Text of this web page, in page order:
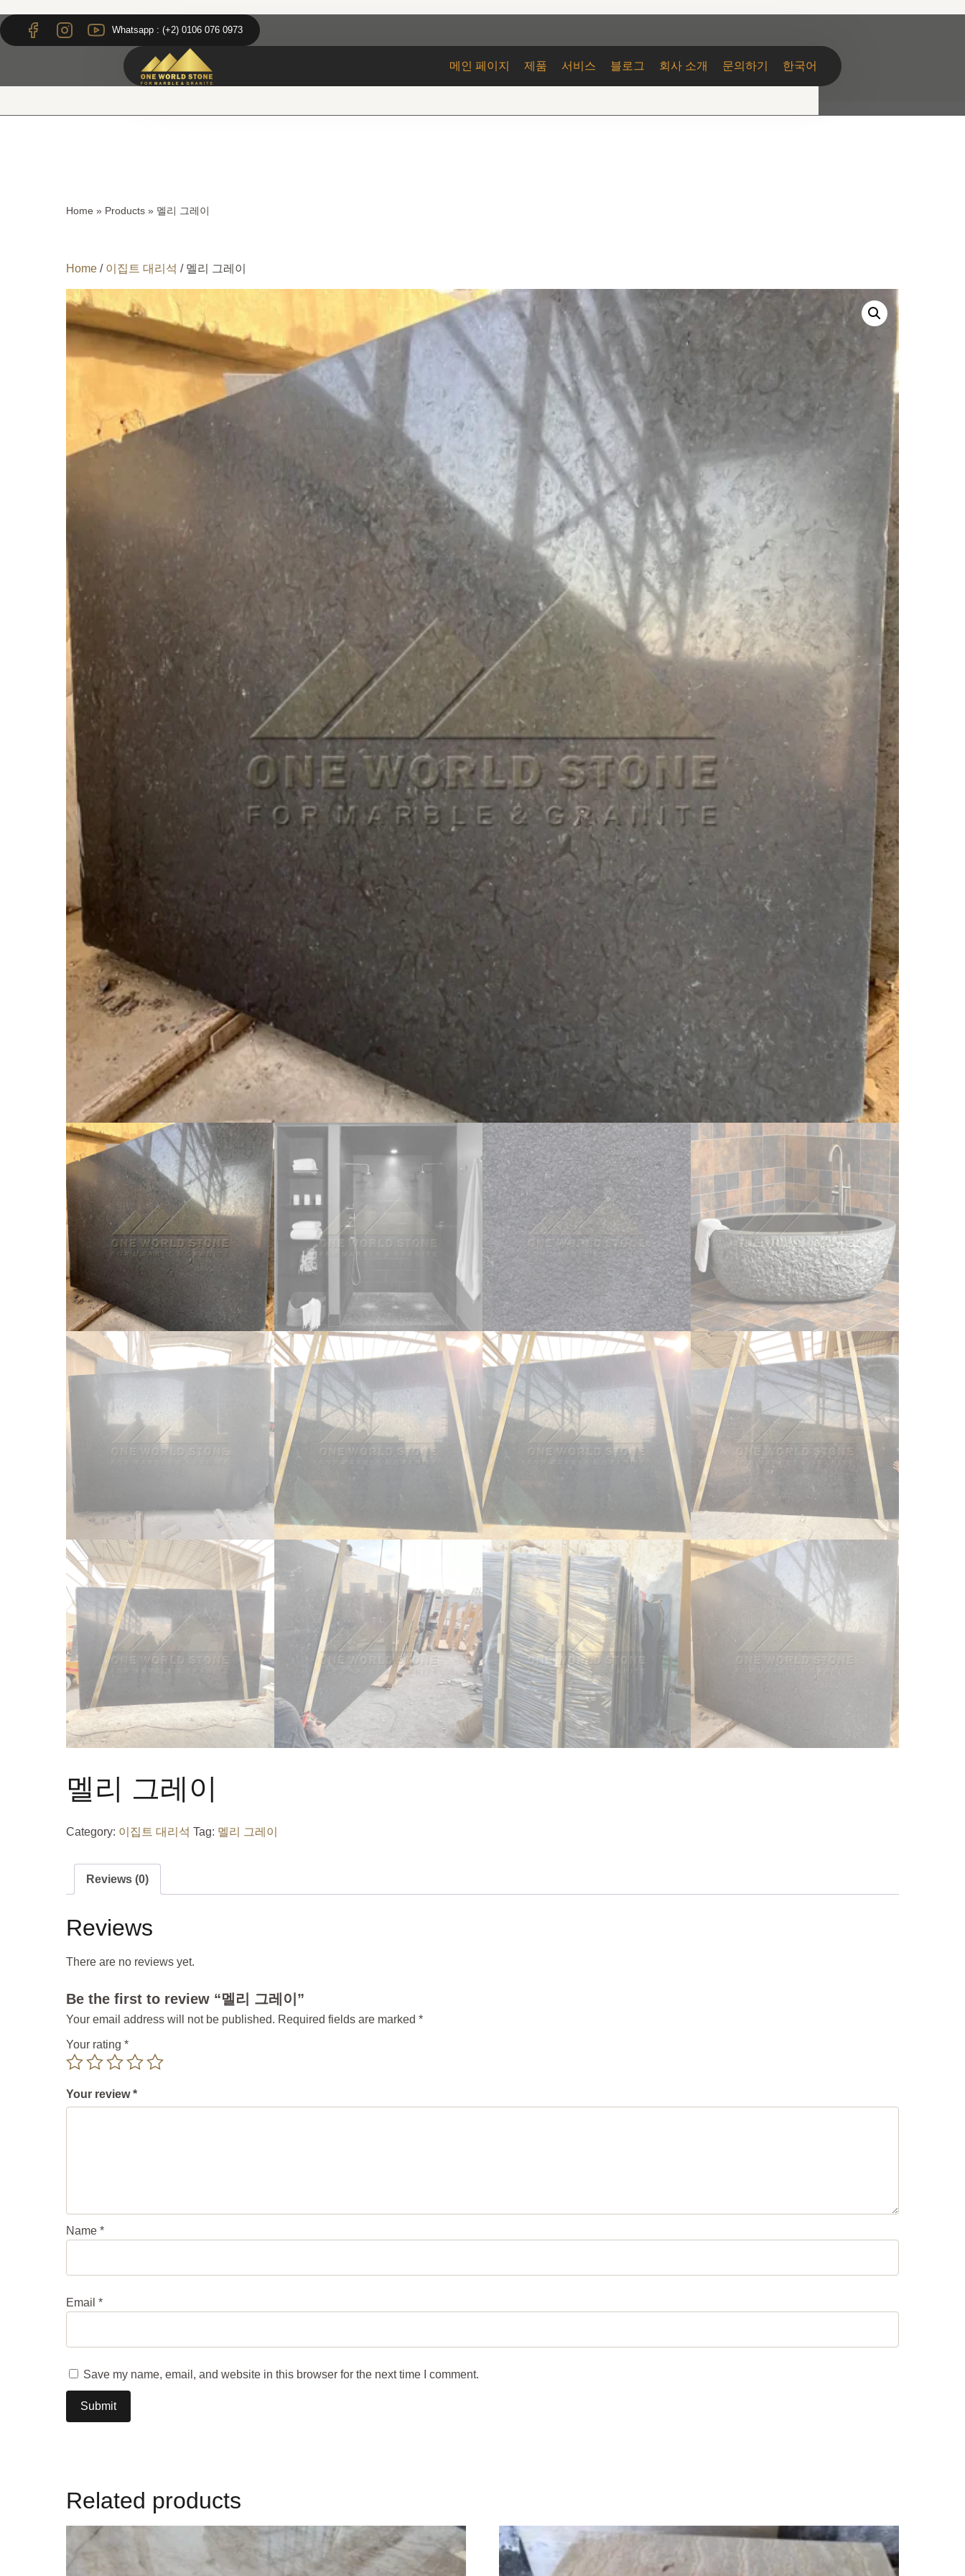
Whatsapp : (+2) 0106 076 0973
메인 페이지 제품 서비스 블로그 회사 소개 문의하기 한국어
to
content
to
content
Home » Products » 멜리 그레이
Home / 이집트 대리석 / 멜리 그레이
멜리 그레이
Category: 이집트 대리석 Tag: 멜리 그레이
Reviews (0)
Reviews
There are no reviews yet.
Be the first to review “멜리 그레이”
Your email address will not be published. Required fields are marked *
Your rating *
Your review*
Name *
Email *
Save my name, email, and website in this browser for the next time I comment.
Related products